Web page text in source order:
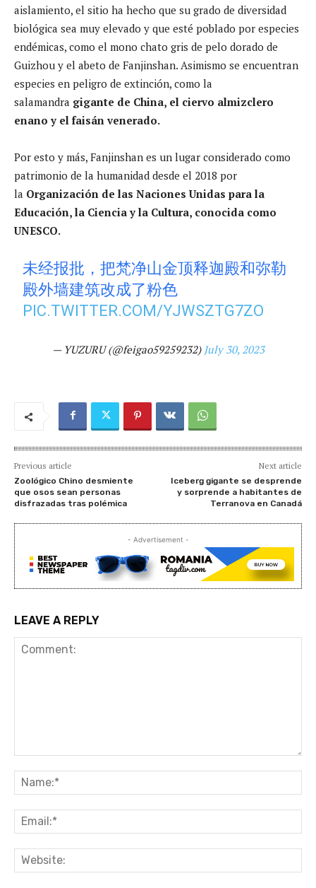
aislamiento, el sitio ha hecho que su grado de diversidad
biológica sea muy elevado y que esté poblado por especies
endémicas, como el mono chato gris de pelo dorado de
Guizhou y el abeto de Fanjinshan. Asimismo se encuentran
especies en peligro de extinción, como la
salamandra gigante de China, el ciervo almizclero
enano y el faisán venerado.
Por esto y más, Fanjinshan es un lugar considerado como
patrimonio de la humanidad desde el 2018 por
la Organización de las Naciones Unidas para la
Educación, la Ciencia y la Cultura, conocida como
UNESCO.
未经报批，把梵净山金顶释迦殿和弥勒
殿外墙建筑改成了粉色
PIC.TWITTER.COM/YJWSZTG7ZO
— YUZURU (@feigao59259232) July 30, 2023
Previous article
Zoológico Chino desmiente
que osos sean personas
disfrazadas tras polémica
Next article
Iceberg gigante se desprende
y sorprende a habitantes de
Terranova en Canadá
- Advertisement -
LEAVE A REPLY